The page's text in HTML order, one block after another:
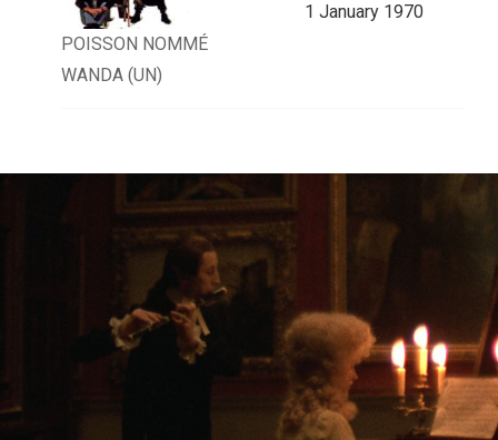
POISSON NOMMÉ
WANDA (UN)
1 January 1970